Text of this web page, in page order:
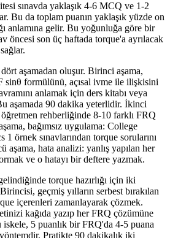
sınavda yaklaşık 4-6 MCQ ve 1-2
Bu da toplam puanın yaklaşık yüzde on
anlamına gelir. Bu yoğunluğa göre bir
öncesi son üç haftada torque'a ayrılacak
aşamadan oluşur. Birinci aşama,
sinθ formülünü, açısal ivme ile ilişkisini
anlamak için ders kitabı veya
aşamada 90 dakika yeterlidir. İkinci
rehberliğinde 8-10 farklı FRQ
bağımsız uygulama: College
örnek sınavlarından torque sorularını
aşama, hata analizi: yanlış yapılan her
ve o hatayı bir deftere yazmak.
torque hazırlığı için iki
geçmiş yılların serbest bırakılan
içerenleri zamanlayarak çözmek.
kağıda yazıp her FRQ çözümüne
5 puanlık bir FRQ'da 4-5 puana
Pratikte 90 dakikalık iki